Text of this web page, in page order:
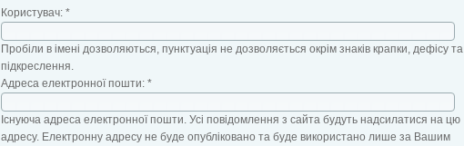
Користувач: *
Пробіли в імені дозволяються, пунктуація не дозволяється окрім знаків крапки, дефісу та
підкреслення.
Адреса електронної пошти: *
Існуюча адреса електронної пошти. Усі повідомлення з сайта будуть надсилатися на цю
адресу. Електронну адресу не буде опубліковано та буде використано лише за Вашим